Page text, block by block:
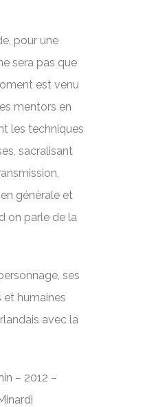
pour une
sera pas que
est venu
mentors en
les techniques
sacralisant
générale et
on parle de la
ses
et humaines
avec la
– 2012 –